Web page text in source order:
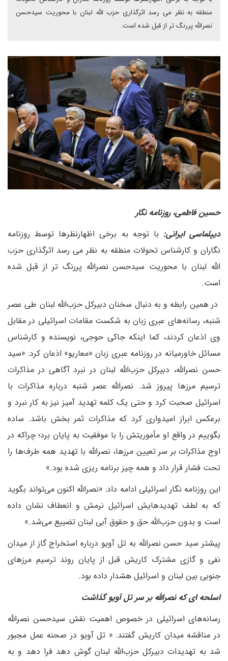
منطقه به نظر می رسد اثرگذاری حزب الله لبنان با محوریت سیدحسن
نصرالله پررنگ تر از قبل شده است.
حسین فاطمی، روزنامه نگار
دیپلماسی ایرانی: با توجه به برخی اظهارنظرها توسط روزنامه
نگاران و کارشناس تحولات منطقه به نظر می رسد اثرگذاری حزب
الله لبنان با محوریت سیدحسن نصرالله پررنگ تر از قبل شده
است.
در همین رابطه و به دنبال سخنان دبیرکل حزب‌الله لبنان طی عصر
شنبه، رسانه‌های عبری زبان به شکست مقامات اسرائیلی در مقابل
وی اذعان کردند، کما اینکه جاکی حوجی، نویسنده و کارشناس
مسائل خاورمیانه در روزنامه عبری زبان «معاریو» اذعان کرد: «سید
حسن نصرالله، دبیرکل حزب‌الله لبنان در نبرد آگاهی در مذاکرات
ترسیم مرزها پیروز شد. نصرالله عصر شنبه درباره مذاکرات با
اسرائیل صحبت کرد و حتی یک کلمه تهدید آمیز نیز به کار نبرد و
برعکس ابراز امیدواری کرد که مذاکرات ثمر بخش باشد. ساده
بگوییم در واقع او مأموریتش را با موفقیت به پایان برد؛ چراکه در
اوج مذاکرات بر سر تعیین مرزها، نصرالله با تهدید همه طرف‌ها را
تحت فشار قرار داد و همه چیز برنامه ریزی شده بود.»
این روزنامه نگار اسرائیلی ادامه داد: «نصرالله اکنون می‌تواند بگوید
که به لطف تهدیدهایش اسرائیل نرمش و انعطاف نشان داده
است و بدون حزب‌الله حق و حقوق آبی لبنان تضییع می‌شد.»
پیشتر سید حسن نصرالله به تل آویو درباره استخراج گاز از میدان
نفی و گازی مشترک کاریش قبل از پایان روند ترسیم مرزهای
جنوبی بین لبنان و اسرائیل هشدار داده بود.
اسلحه ای که نصرالله بر سر تل آویو گذاشت
رسانه‌های اسرائیلی در خصوص اهمیت نقش سیدحسن نصرالله
در مناقشه میدان کاریش گفتند: « تل آویو در صحنه عمل مجبور
شد به تهدیدات دبیرکل حزب‌الله لبنان گوش دهد فرا دهد و به